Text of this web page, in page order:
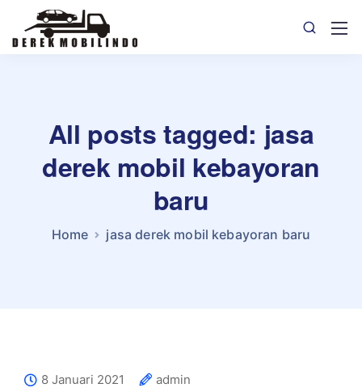
All posts tagged: jasa
derek mobil kebayoran
baru
Home jasa derek mobil kebayoran baru
8 Januari 2021
admin